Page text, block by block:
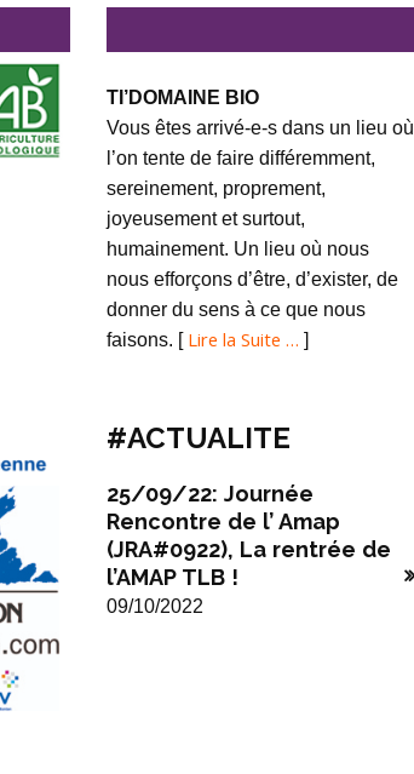
TI’DOMAINE BIO
Vous êtes arrivé-e-s dans un lieu où
l’on tente de faire différemment,
sereinement, proprement,
joyeusement et surtout,
humainement. Un lieu où nous
nous efforçons d’être, d’exister, de
donner du sens à ce que nous
faisons. [ Lire la Suite … ]
#ACTUALITE
25/09/22: Journée
Rencontre de l’ Amap
(JRA#0922), La rentrée de
l’AMAP TLB !
09/10/2022